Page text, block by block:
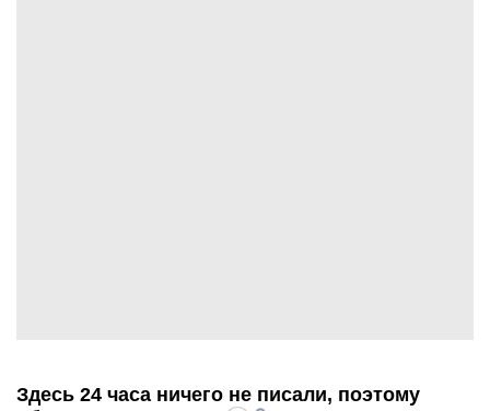
Здесь 24 часа ничего не писали, поэтому